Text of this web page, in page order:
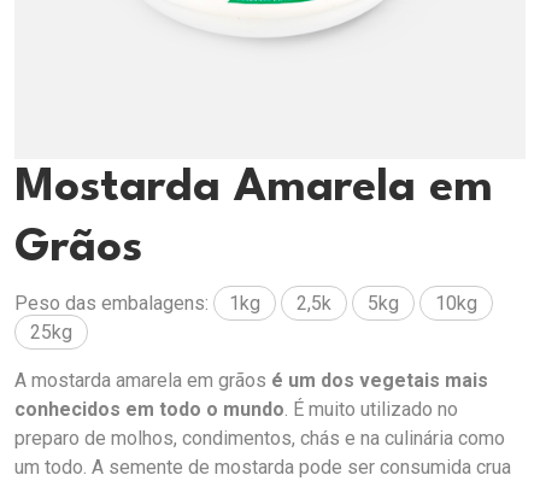
Mostarda Amarela em
Grãos
Peso das embalagens: 1kg 2,5k 5kg
10kg
25kg
A mostarda amarela em grãos é um dos vegetais mais
conhecidos em todo o mundo. É muito utilizado no
preparo de molhos, condimentos, chás e na culinária como
um todo. A semente de mostarda pode ser consumida crua